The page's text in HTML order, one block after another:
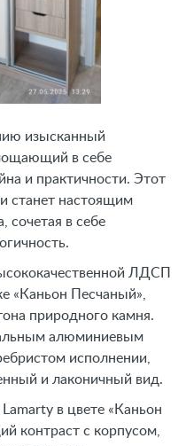
изысканный
в себе
и практичности. Этот
станет настоящим
сочетая в себе
ЛДСП
«Каньон Песчаный»,
природного камня.
алюминиевым
исполнении,
и лаконичный вид.
в цвете «Каньон
контраст с корпусом,